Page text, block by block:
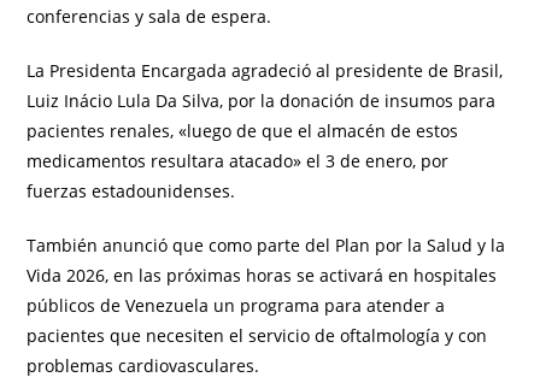
conferencias y sala de espera.
La Presidenta Encargada agradeció al presidente de Brasil,
Luiz Inácio Lula Da Silva, por la donación de insumos para
pacientes renales, «luego de que el almacén de estos
medicamentos resultara atacado» el 3 de enero, por
fuerzas estadounidenses.
También anunció que como parte del Plan por la Salud y la
Vida 2026, en las próximas horas se activará en hospitales
públicos de Venezuela un programa para atender a
pacientes que necesiten el servicio de oftalmología y con
problemas cardiovasculares.